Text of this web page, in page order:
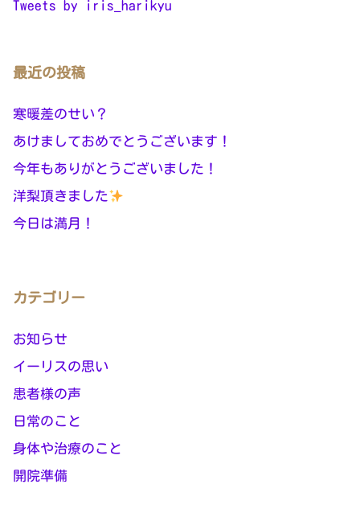
Tweets by iris_harikyu
最近の投稿
寒暖差のせい？
あけましておめでとうございます！
今年もありがとうございました！
洋梨頂きました
今日は満月！
カテゴリー
お知らせ
イーリスの思い
患者様の声
日常のこと
身体や治療のこと
開院準備